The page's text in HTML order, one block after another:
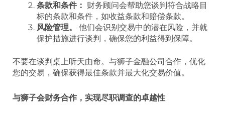
条款和条件： 财务顾问会帮助您谈判符合战略目
标的条款和条件，如收益条款和赔偿条款。
风险管理。
他们会识别交易中的潜在风险，并就
保护措施进行谈判，确保您的利益得到保障。
不要在谈判桌上听天由命。与狮子金融公司合作，优化
您的交易，确保获得最佳条款并最大化交易价值。
与狮子会财务合作，实现尽职调查的卓越性